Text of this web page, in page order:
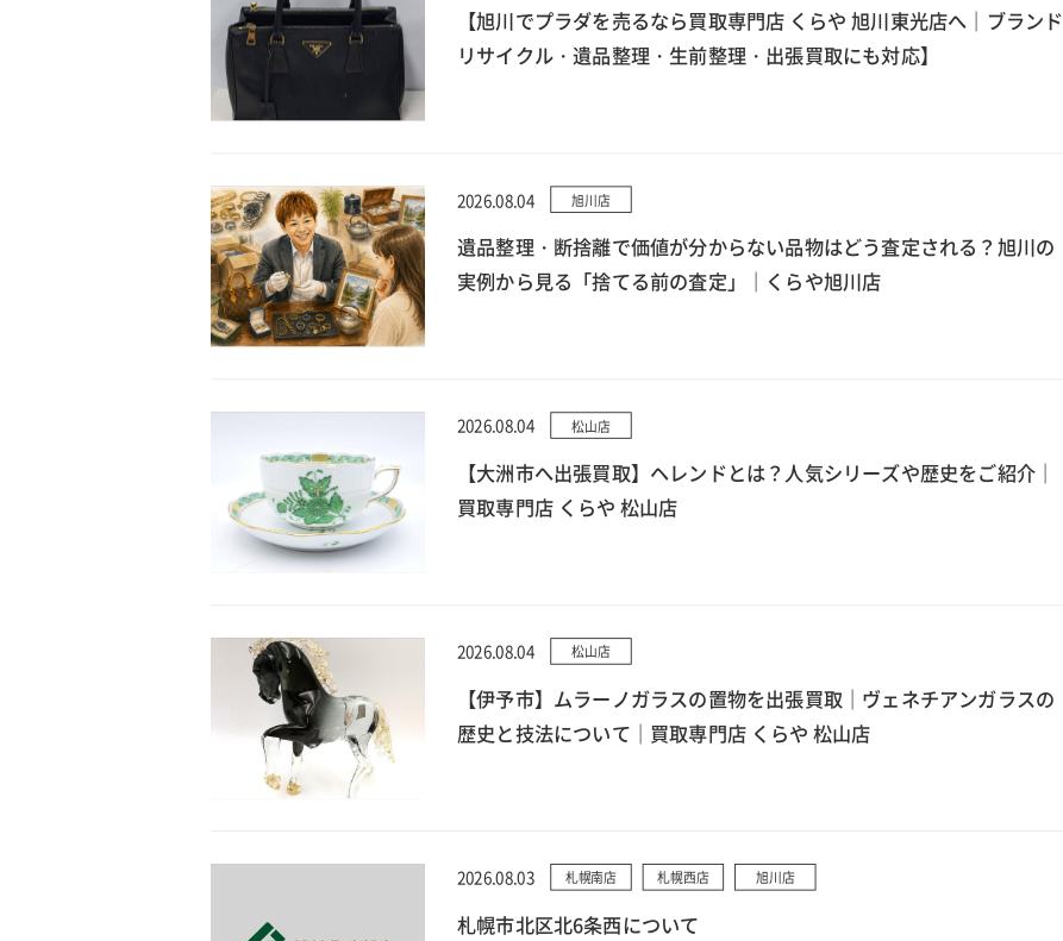
【旭川でプラダを売るなら買取専門店 くらや 旭川東光店へ｜ブランド
リサイクル・遺品整理・生前整理・出張買取にも対応】
2026.08.04 旭川店
遺品整理・断捨離で価値が分からない品物はどう査定される？旭川の
実例から見る「捨てる前の査定」｜くらや旭川店
2026.08.04 松山店
【大洲市へ出張買取】ヘレンドとは？人気シリーズや歴史をご紹介｜
買取専門店 くらや 松山店
2026.08.04 松山店
【伊予市】ムラーノガラスの置物を出張買取｜ヴェネチアンガラスの
歴史と技法について｜買取専門店 くらや 松山店
2026.08.03 札幌南店 札幌西店 旭川店
札幌市北区北6条西について